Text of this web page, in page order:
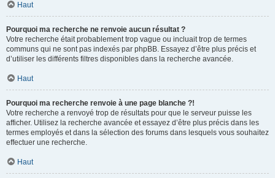
Haut
Pourquoi ma recherche ne renvoie aucun résultat ?
Votre recherche était probablement trop vague ou incluait trop de termes
communs qui ne sont pas indexés par phpBB. Essayez d’être plus précis et
d’utiliser les différents filtres disponibles dans la recherche avancée.
Haut
Pourquoi ma recherche renvoie à une page blanche ?!
Votre recherche a renvoyé trop de résultats pour que le serveur puisse les
afficher. Utilisez la recherche avancée et essayez d’être plus précis dans les
termes employés et dans la sélection des forums dans lesquels vous souhaitez
effectuer une recherche.
Haut